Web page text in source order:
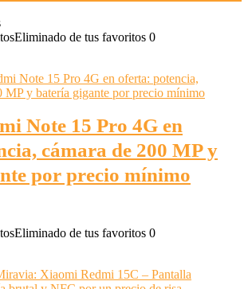
Eliminado de tus favoritos 0
Note 15 Pro 4G en
cámara de 200 MP y
por precio mínimo
Eliminado de tus favoritos 0